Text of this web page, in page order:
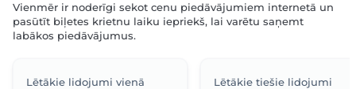
Vienmēr ir noderīgi sekot cenu piedāvājumiem internetā un
pasūtīt biļetes krietnu laiku iepriekš, lai varētu saņemt
labākos piedāvājumus.
Lētākie lidojumi vienā
Lētākie tiešie lidojumi